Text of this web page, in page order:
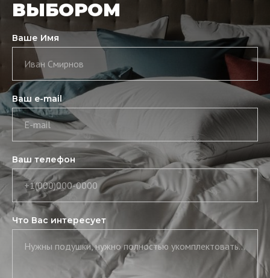
ВЫБОРОМ
Ваше Имя
Иван Смирнов
Ваш e-mail
E-mail
Ваш телефон
+1(000)000-0000
Что Вас интересует
Нужны подушки, нужно полностью укомплектовать постель, нужны скатерть и салфетки